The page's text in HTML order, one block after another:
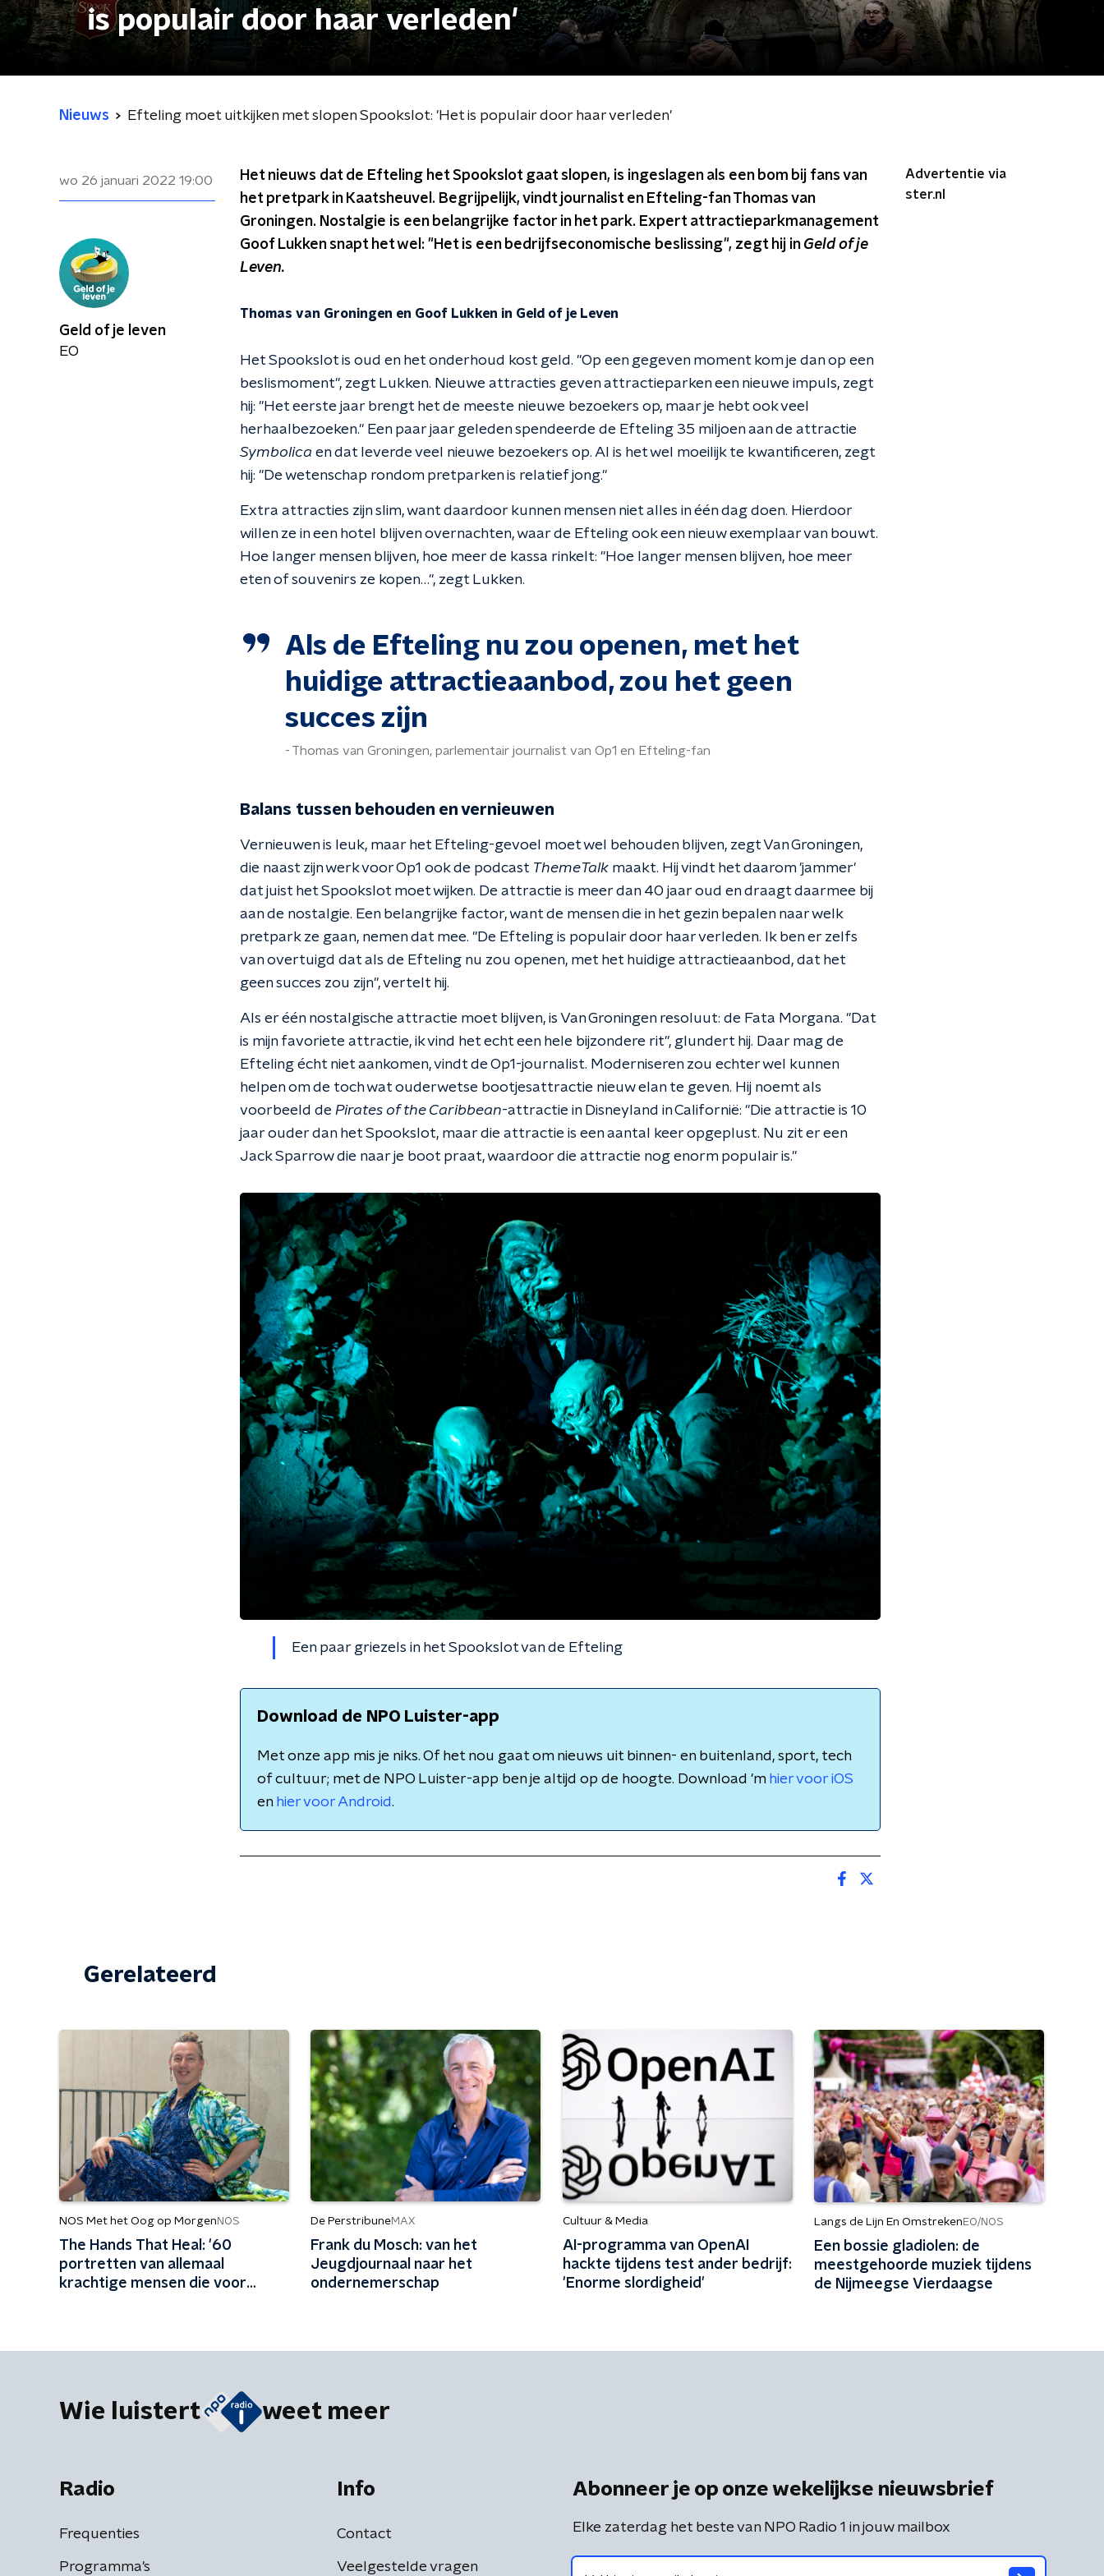
is populair door haar verleden'
Nieuws Efteling moet uitkijken met slopen Spookslot: 'Het is populair door haar verleden'
wo 26 januari 2022 19:00
Het nieuws dat de Efteling het Spookslot gaat slopen, is ingeslagen als een bom bij fans van
het pretpark in Kaatsheuvel. Begrijpelijk, vindt journalist en Efteling-fan Thomas van
Groningen. Nostalgie is een belangrijke factor in het park. Expert attractieparkmanagement
Goof Lukken snapt het wel: "Het is een bedrijfseconomische beslissing", zegt hij in Geld of je
Leven.
Thomas van Groningen en Goof Lukken in Geld of je Leven
Het Spookslot is oud en het onderhoud kost geld. "Op een gegeven moment kom je dan op een
beslismoment", zegt Lukken. Nieuwe attracties geven attractieparken een nieuwe impuls, zegt
hij: "Het eerste jaar brengt het de meeste nieuwe bezoekers op, maar je hebt ook veel
herhaalbezoeken." Een paar jaar geleden spendeerde de Efteling 35 miljoen aan de attractie
Symbolica en dat leverde veel nieuwe bezoekers op. Al is het wel moeilijk te kwantificeren, zegt
hij: "De wetenschap rondom pretparken is relatief jong."
Extra attracties zijn slim, want daardoor kunnen mensen niet alles in één dag doen. Hierdoor
willen ze in een hotel blijven overnachten, waar de Efteling ook een nieuw exemplaar van bouwt.
Hoe langer mensen blijven, hoe meer de kassa rinkelt: "Hoe langer mensen blijven, hoe meer
eten of souvenirs ze kopen…", zegt Lukken.
Als de Efteling nu zou openen, met het
huidige attractieaanbod, zou het geen
succes zijn
Thomas van Groningen, parlementair journalist van Op1 en Efteling-fan
Balans tussen behouden en vernieuwen
Vernieuwen is leuk, maar het Efteling-gevoel moet wel behouden blijven, zegt Van Groningen,
die naast zijn werk voor Op1 ook de podcast ThemeTalk maakt. Hij vindt het daarom 'jammer'
dat juist het Spookslot moet wijken. De attractie is meer dan 40 jaar oud en draagt daarmee bij
aan de nostalgie. Een belangrijke factor, want de mensen die in het gezin bepalen naar welk
pretpark ze gaan, nemen dat mee. "De Efteling is populair door haar verleden. Ik ben er zelfs
van overtuigd dat als de Efteling nu zou openen, met het huidige attractieaanbod, dat het
geen succes zou zijn", vertelt hij.
Als er één nostalgische attractie moet blijven, is Van Groningen resoluut: de Fata Morgana. "Dat
is mijn favoriete attractie, ik vind het echt een hele bijzondere rit", glundert hij. Daar mag de
Efteling écht niet aankomen, vindt de Op1-journalist. Moderniseren zou echter wel kunnen
helpen om de toch wat ouderwetse bootjesattractie nieuw elan te geven. Hij noemt als
voorbeeld de Pirates of the Caribbean-attractie in Disneyland in Californië: "Die attractie is 10
jaar ouder dan het Spookslot, maar die attractie is een aantal keer opgeplust. Nu zit er een
Jack Sparrow die naar je boot praat, waardoor die attractie nog enorm populair is."
Een paar griezels in het Spookslot van de Efteling
Download de NPO Luister-app
Met onze app mis je niks. Of het nou gaat om nieuws uit binnen- en buitenland, sport, tech
of cultuur; met de NPO Luister-app ben je altijd op de hoogte. Download 'm hier voor iOS
en hier voor Android.
Advertentie via
ster.nl
Geld of je leven
EO
Gerelateerd
NOS Met het Oog op Morgen NOS
The Hands That Heal: '60
portretten van allemaal
krachtige mensen die voor
De PerstribuneMAX
Frank du Mosch: van het
Jeugdjournaal naar het
ondernemerschap
Cultuur & Media
AI-programma van OpenAI
hackte tijdens test ander bedrijf:
'Enorme slordigheid'
Langs de Lijn En Omstreken EO/NOS
Een bossie gladiolen: de
meestgehoorde muziek tijdens
de Nijmeegse Vierdaagse
Wie luistert weet meer
Radio
Frequenties
Programma's
Info
Contact
Veelgestelde vragen
Abonneer je op onze wekelijkse nieuwsbrief
Elke zaterdag het beste van NPO Radio 1 in jouw mailbox